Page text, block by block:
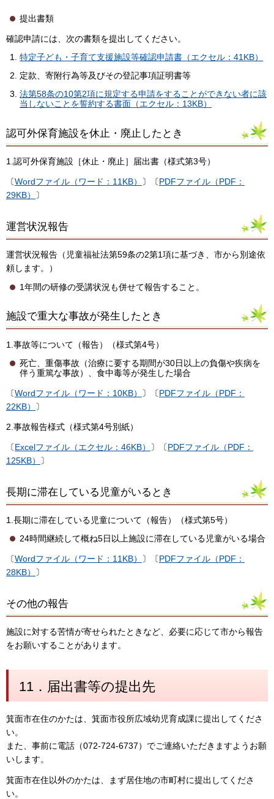
提出書類
確認申請には、次の書類を提出してください。
特定子ども・子育て支援施設等確認申請書（エクセル：41KB）
定款、寄附行為等及びその登記事項証明書等
法第58条の10第2項に規定する申請をすることができない者に該
当しないことを誓約する書面（エクセル：13KB）
認可外保育施設を休止・廃止したとき
1.認可外保育施設［休止・廃止］届出書（様式第3号）
〔Wordファイル（ワード：11KB） 〕〔PDFファイル（PDF：
29KB）
〕
運営状況報告
運営状況報告（児童福祉法第59条の2第1項に基づき、市から別途依
頼します。）
1年間の研修の受講状況も併せて報告すること。
施設で重大な事故が発生したとき
1.事故等について（報告）（様式第4号）
死亡、重傷事故（治療に要する期間が30日以上の負傷や疾病を
伴う重篤な事故）、食中毒等が発生した場合
〔Wordファイル（ワード：10KB） 〕〔PDFファイル（PDF：
22KB）
〕
2.事故報告様式（様式第4号別紙）
〔Excelファイル（エクセル：46KB） 〕〔PDFファイル（PDF：
125KB）
〕
長期に滞在している児童がいるとき
1.長期に滞在している児童について（報告）（様式第5号）
24時間継続して概ね5日以上施設に滞在している児童がいる場合
〔Wordファイル（ワード：11KB） 〕〔PDFファイル（PDF：
28KB）
〕
その他の報告
施設に対する苦情が寄せられたときなど、必要に応じて市から報告
をお願いすることがあります。
11．届出書等の提出先
箕面市在住のかたは、箕面市役所広域幼児育成課に提出してくださ
い。
また、事前に電話（072-724-6737）でご連絡いただきますようお願
いします。
箕面市在住以外のかたは、まず居住地の市町村に提出してくださ
い。